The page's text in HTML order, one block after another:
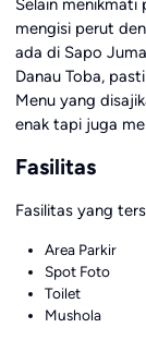
Selain menikmati
mengisi perut
ada di Sapo
Danau Toba,
Menu yang
enak tapi juga
Fasilitas
Fasilitas yang
Area Parkir
Spot Foto
Toilet
Mushola